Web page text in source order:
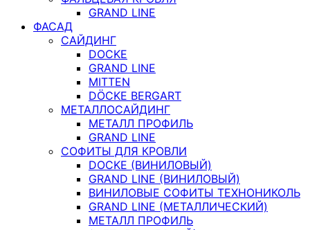
GRAND LINE
ФАСАД
САЙДИНГ
DOCKE
GRAND LINE
MITTEN
DÖCKE BERGART
МЕТАЛЛОСАЙДИНГ
МЕТАЛЛ ПРОФИЛЬ
GRAND LINE
СОФИТЫ ДЛЯ КРОВЛИ
DOCKE (ВИНИЛОВЫЙ)
GRAND LINE (ВИНИЛОВЫЙ)
ВИНИЛОВЫЕ СОФИТЫ ТЕХНОНИКОЛЬ
GRAND LINE (МЕТАЛЛИЧЕСКИЙ)
МЕТАЛЛ ПРОФИЛЬ